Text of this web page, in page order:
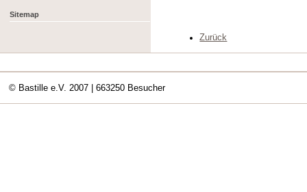
Sitemap
Zurück
© Bastille e.V. 2007 | 663250 Besucher